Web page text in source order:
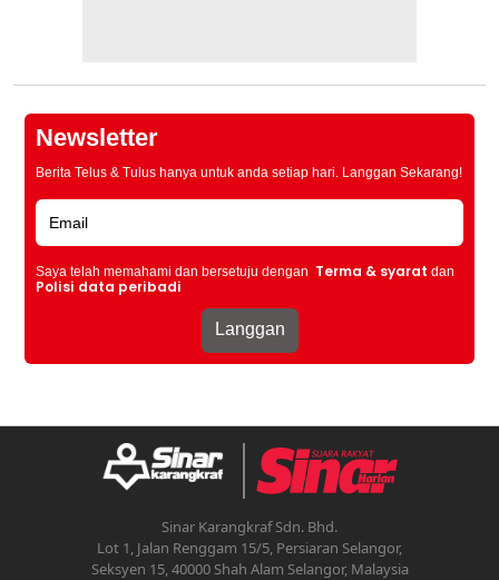
Newsletter
Berita Telus & Tulus hanya untuk anda setiap hari. Langgan Sekarang!
Saya telah memahami dan bersetuju dengan Terma & syarat dan
Polisi data peribadi
Sinar Karangkraf Sdn. Bhd.
Lot 1, Jalan Renggam 15/5, Persiaran Selangor,
Seksyen 15, 40000 Shah Alam Selangor, Malaysia